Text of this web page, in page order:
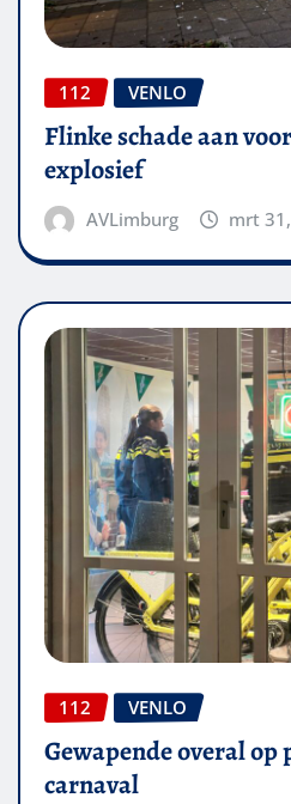
112 VENLO
Flinke schade aan
explosief
AVLimburg mrt
112 VENLO
Gewapende overal
carnaval